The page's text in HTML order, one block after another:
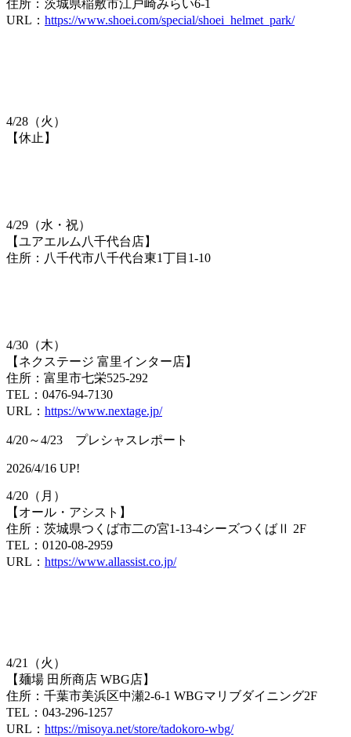
住所：茨城県稲敷市江戸崎みらい6-1
URL： https://www.shoei.com/special/shoei_helmet_park/
4/28（火）
【休止】
4/29（水・祝）
【ユアエルム八千代台店】
住所：八千代市八千代台東1丁目1-10
4/30（木）
【ネクステージ 富里インター店】
住所：富里市七栄525-292
TEL：0476-94-7130
URL： https://www.nextage.jp/
4/20～4/23 プレシャスレポート
2026/4/16 UP!
4/20（月）
【オール・アシスト】
住所：茨城県つくば市二の宮1-13-4シーズつくばⅡ 2F
TEL：0120-08-2959
URL： https://www.allassist.co.jp/
4/21（火）
【麺場 田所商店 WBG店】
住所：千葉市美浜区中瀬2-6-1 WBGマリブダイニング2F
TEL：043-296-1257
URL： https://misoya.net/store/tadokoro-wbg/